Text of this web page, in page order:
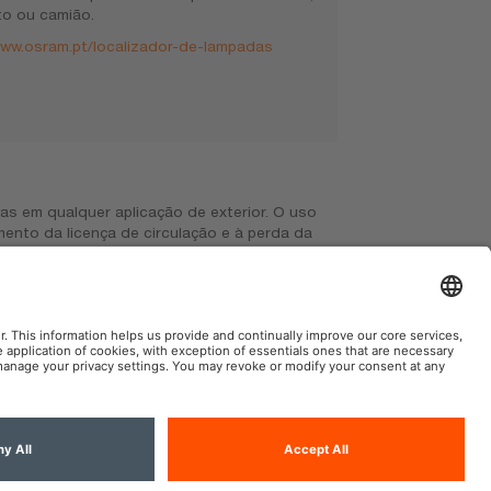
ou camião.
localizador-de-lampadas
Automóvel nas Redes Sociais